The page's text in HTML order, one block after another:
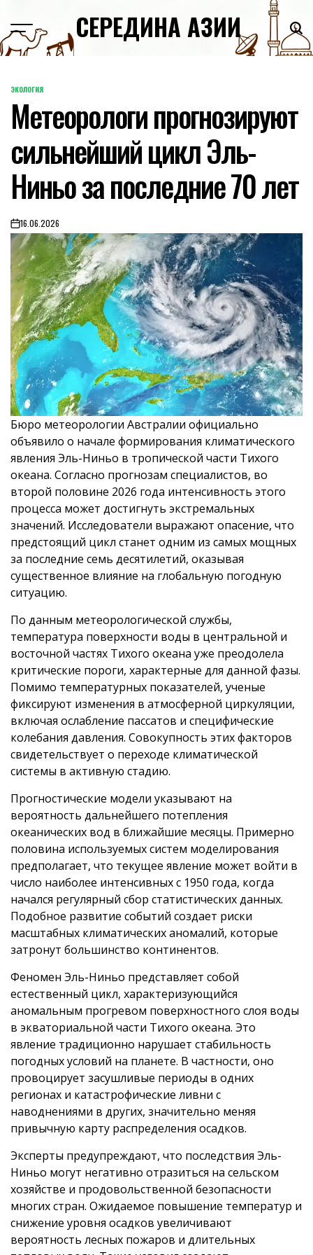
content
СЕРЕДИНА АЗИИ
POSTED
IN
ЭКОЛОГИЯ
Метеорологи прогнозируют
сильнейший цикл Эль-
Ниньо за последние 70 лет
on16.06.2026
Бюро метеорологии Австралии официально
объявило о начале формирования климатического
явления Эль-Ниньо в тропической части Тихого
океана. Согласно прогнозам специалистов, во
второй половине 2026 года интенсивность этого
процесса может достигнуть экстремальных
значений. Исследователи выражают опасение, что
предстоящий цикл станет одним из самых мощных
за последние семь десятилетий, оказывая
существенное влияние на глобальную погодную
ситуацию.
По данным метеорологической службы,
температура поверхности воды в центральной и
восточной частях Тихого океана уже преодолела
критические пороги, характерные для данной фазы.
Помимо температурных показателей, ученые
фиксируют изменения в атмосферной циркуляции,
включая ослабление пассатов и специфические
колебания давления. Совокупность этих факторов
свидетельствует о переходе климатической
системы в активную стадию.
Прогностические модели указывают на
вероятность дальнейшего потепления
океанических вод в ближайшие месяцы. Примерно
половина используемых систем моделирования
предполагает, что текущее явление может войти в
число наиболее интенсивных с 1950 года, когда
начался регулярный сбор статистических данных.
Подобное развитие событий создает риски
масштабных климатических аномалий, которые
затронут большинство континентов.
Феномен Эль-Ниньо представляет собой
естественный цикл, характеризующийся
аномальным прогревом поверхностного слоя воды
в экваториальной части Тихого океана. Это
явление традиционно нарушает стабильность
погодных условий на планете. В частности, оно
провоцирует засушливые периоды в одних
регионах и катастрофические ливни с
наводнениями в других, значительно меняя
привычную карту распределения осадков.
Эксперты предупреждают, что последствия Эль-
Ниньо могут негативно отразиться на сельском
хозяйстве и продовольственной безопасности
многих стран. Ожидаемое повышение температур и
снижение уровня осадков увеличивают
вероятность лесных пожаров и длительных